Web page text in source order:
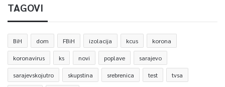
TAGOVI
BiH dom FBiH izolacija kcus korona
koronavirus ks novi poplave sarajevo
sarajevskojutro skupstina srebrenica test tvsa